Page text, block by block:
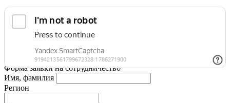
Форма заявки на сотрудничество
Имя, фамилия
Регион